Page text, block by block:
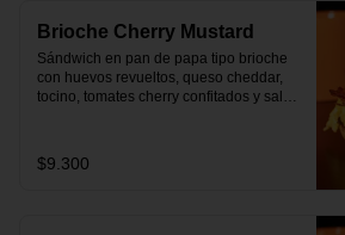
Brioche Cherry Mustard
Sándwich en pan de papa tipo brioche
con huevos revueltos, queso cheddar,
tocino, tomates cherry confitados y salsa
$9.300